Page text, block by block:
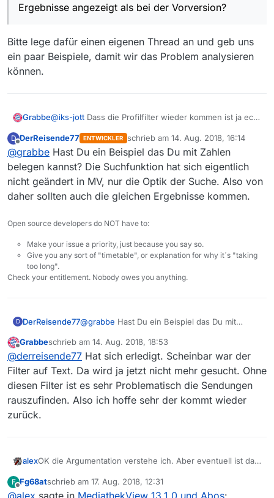
Ergebnisse angezeigt als bei der Vorversion?
Bitte lege dafür einen eigenen Thread an und geb uns
ein paar Beispiele, damit wir das Problem analysieren
können.
Grabbe@iks-jott Dass die Profilfilter wieder kommen ist ja echt
kommen würde, wäre es perfekt. Meiner Meinung
nach der wichtigste Filter.
Ein Problem habe ich aber noch. Warum werden mir
bei einer Titelsuche viel weniger Ergebnisse angezeigt
als bei der Vorversion?
D
Offline
DerReisende77 ENTWICKLER schrieb am 14. Aug. 2018, 16:14
zuletzt editiert von
@grabbe Hast Du ein Beispiel das Du mit Zahlen
belegen kannst? Die Suchfunktion hat sich eigentlich
nicht geändert in MV, nur die Optik der Suche. Also von
daher sollten auch die gleichen Ergebnisse kommen.
Open source developers do NOT have to:
Make your issue a priority, just because you say so.
Give you any sort of "timetable", or explanation for why it´s "taking
too long".
Check your entitlement. Nobody owes you anything.
D DerReisende77@grabbe Hast Du ein Beispiel das Du mit
sich eigentlich nicht geändert in MV, nur die
Optik der Suche. Also von daher sollten auch
die gleichen Ergebnisse kommen.
Offline
Grabbeschrieb am 14. Aug. 2018, 18:53
zuletzt editiert von
@derreisende77 Hat sich erledigt. Scheinbar war der
Filter auf Text. Da wird ja jetzt nicht mehr gesucht. Ohne
diesen Filter ist es sehr Problematisch die Sendungen
rauszufinden. Also ich hoffe sehr der kommt wieder
zurück.
alexOK die Argumentation verstehe ich. Aber eventuell ist da
besser, die haben schließlich auch die Ressourcen mal
eben die komplette Mediathek im Suchindex zu haben.
Also ich werde mal mit Christian sprechen in wie weit da
eventuell eine Optionale Suche möglich ist. Eventuell läuft
F
Offline
Fg68atschrieb am 17. Aug. 2018, 12:31
zuletzt editiert von
@alex sagte in MediathekView 13.1.0 und Abos: